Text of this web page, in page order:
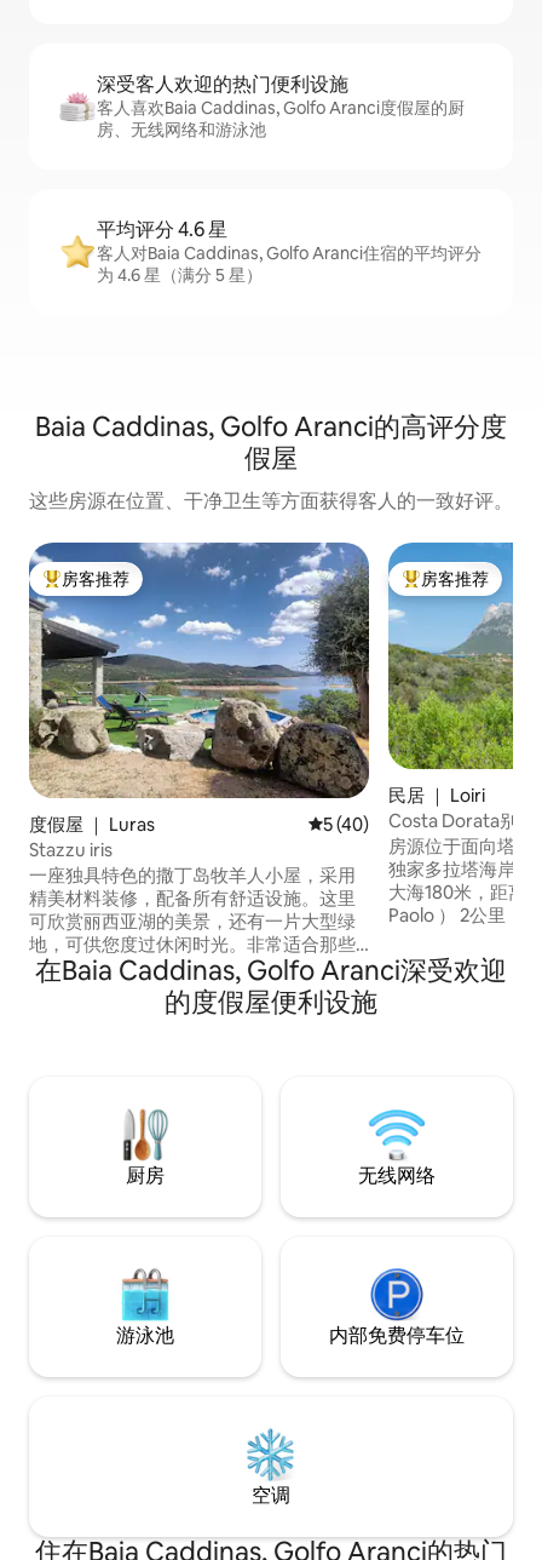
深受客人欢迎的热门便利设施
客人喜欢Baia Caddinas, Golfo Aranci度假屋的厨
房、无线网络和游泳池
平均评分 4.6 星
客人对Baia Caddinas, Golfo Aranci住宿的平均评分
为 4.6 星（满分 5 星）
Baia Caddinas, Golfo Aranci的高评分度
假屋
这些房源在位置、干净卫生等方面获得客人的一致好评。
热门「房客推荐」
房客推荐
度假屋 ｜ Luras 平均评分 5 分（满分 5 分）
5 (40)
Stazzu iris
一座独具特色的撒丁岛牧羊人小屋，采用
精美材料装修，配备所有舒适设施。这里
可欣赏丽西亚湖的美景，还有一片大型绿
地，可供您度过休闲时光。非常适合那些
去钓鱼或进行独木舟和冲浪等运动的人。
距离这里几公里处是拥有千年历史的橄榄
树S'OZASTRU DE SANTU BALTOLU。您
著名的软木博物馆和帕斯卡雷达巨人墓
（tombs of the giants of
Pascaredda）。
热门「房客推荐」
房客推荐
民居 ｜ Loiri
Costa Dorata别墅
房源位于面向塔沃
独家多拉塔海岸（
大海180米，距离
Paolo ） 2公里，
和1间配备双人沙
厅、1间带电器的
在Baia Caddinas, Golfo Aranci深受欢迎
的度假屋便利设施
厨房 无线网络
游泳池 内部免费停车位
空调
住在Baia Caddinas, Golfo Aranci的热门